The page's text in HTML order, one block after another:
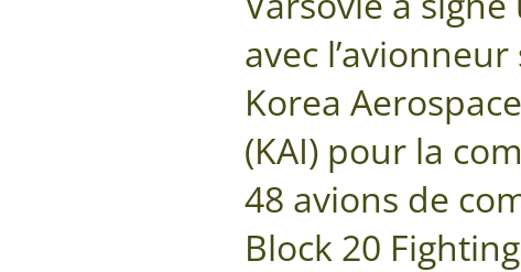
avec
Korea
(KAI) pour la
48 avions de
Block 20